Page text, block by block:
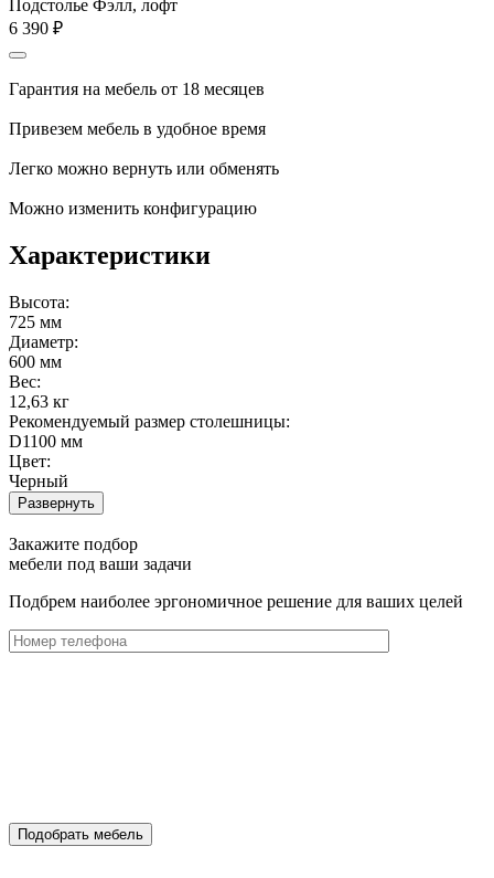
Подстолье Фэлл, лофт
6 390 ₽
Гарантия на мебель от 18 месяцев
Привезем мебель в удобное время
Легко можно вернуть или обменять
Можно изменить конфигурацию
Характеристики
Высота:
725 мм
Диаметр:
600 мм
Вес:
12,63 кг
Рекомендуемый размер столешницы:
D1100 мм
Цвет:
Черный
Развернуть
Закажите подбор
мебели под ваши задачи
Подбрем наиболее эргономичное решение для ваших целей
Подобрать мебель